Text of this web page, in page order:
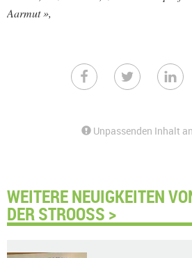
Aarmut »,
Unpassenden Inhalt
WEITERE NEUIGKEITEN
DER STROOSS >